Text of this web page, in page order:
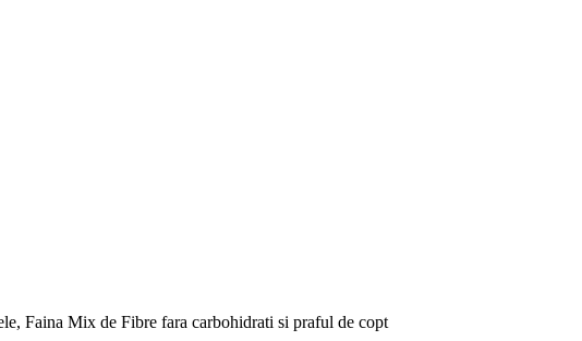
Faina Mix de Fibre fara carbohidrati si praful de copt